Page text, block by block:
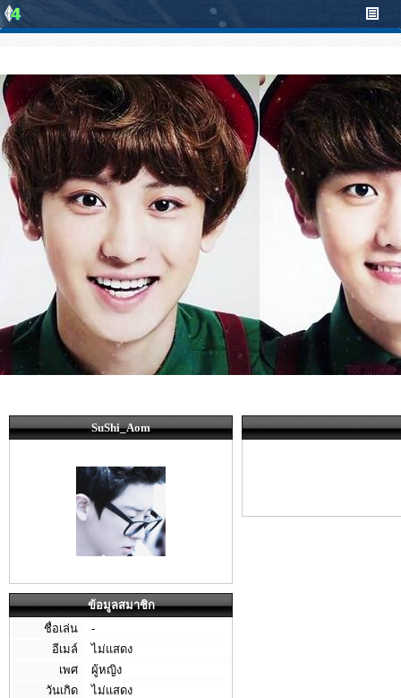
SuShi_Aom
ข้อมูลสมาชิก
ชื่อเล่น
-
อีเมล์
ไม่แสดง
เพศ
ผู้หญิง
วันเกิด
ไม่แสดง